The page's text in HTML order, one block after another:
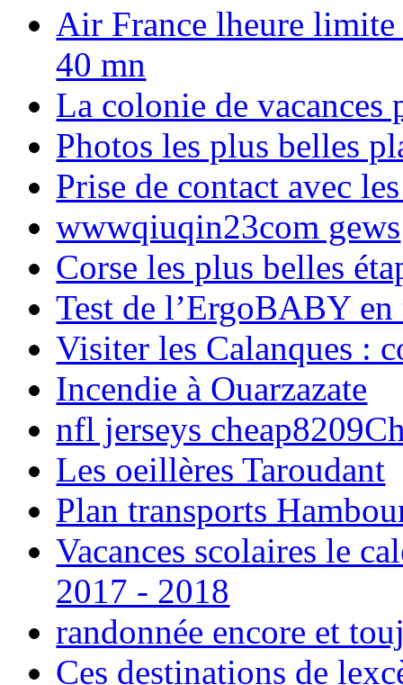
Air France lheure limite
40 mn
La colonie de vacances
Photos les plus belles
Prise de contact avec
wwwqiuqin23com gews
Corse les plus belles
Test de l’ErgoBABY en
Visiter les Calanques :
Incendie à Ouarzazate
nfl jerseys
Les oeillères Taroudant
Plan transports
Vacances scolaires le
2017 - 2018
randonnée encore et
Ces destinations de